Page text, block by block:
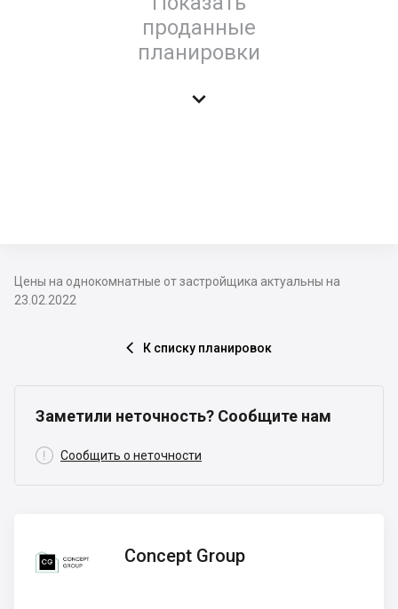
проданные
планировки

Цены на однокомнатные от застройщика актуальны на
23.02.2022
 К списку планировок
Заметили неточность? Сообщите нам
 Сообщить о неточности
Group
Concept Group